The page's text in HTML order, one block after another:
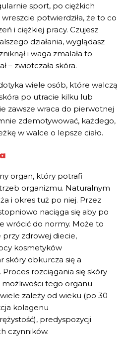
sport, po ciężkich
potwierdziła, że to co
i ciężkiej pracy. Czujesz
działania, wyglądasz
i waga zmalała to
– zwiotczała skóra.
wiele osób, które walczą
po utracie kilku lub
zawsze wraca do pierwotnej
zdemotywować, każdego,
w walce o lepsze ciało.
organ, który potrafi
organizmu. Naturalnym
i okres tuż po niej. Przez
naciąga się aby po
wrócić do normy. Może to
zdrowej diecie,
kosmetyków
skóry obkurcza się a
rozciągania się skóry
tego organu
zależy od wieku (po 30
kolagenu
predyspozycji
czynników.